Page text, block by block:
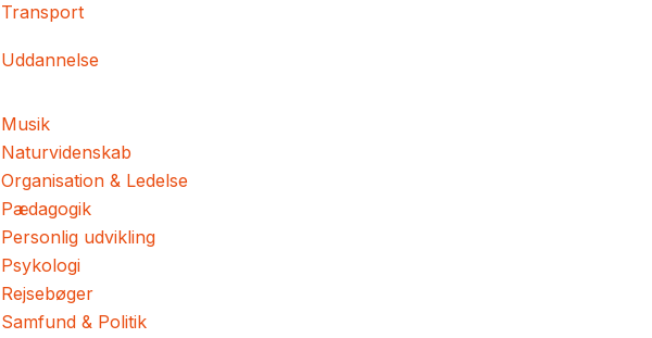
Transport
Uddannelse
Musik
Naturvidenskab
Organisation & Ledelse
Pædagogik
Personlig udvikling
Psykologi
Rejsebøger
Samfund & Politik